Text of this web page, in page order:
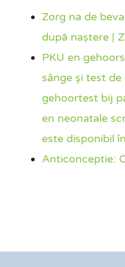
Zorg na de
după naștere |
PKU en
sânge şi test
gehoortest bij
en neonatale
este disponibil
Anticonceptie: